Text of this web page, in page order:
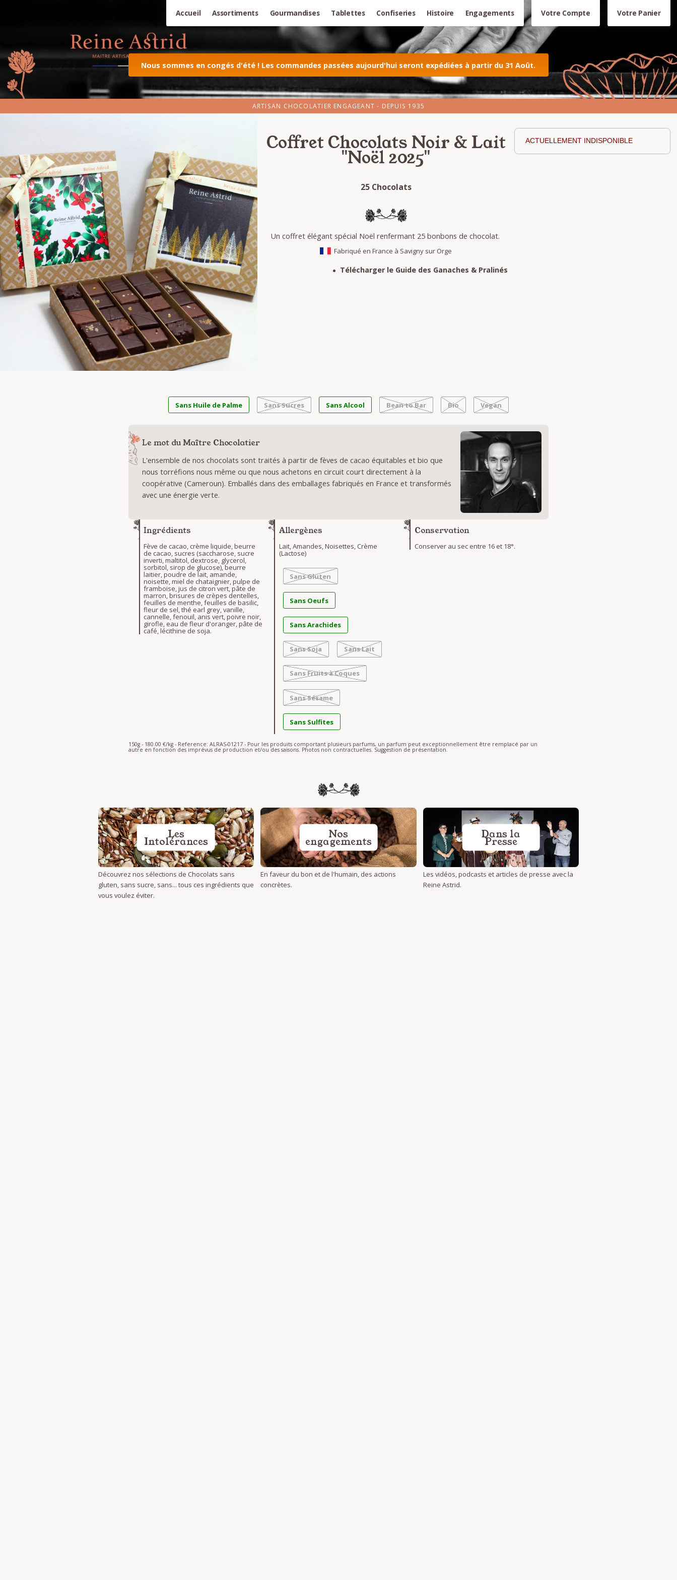
Accueil Assortiments Gourmandises Tablettes Confiseries Histoire Engagements Votre Compte Votre Panier
Nous sommes en congés d'été ! Les commandes passées aujourd'hui seront expédiées à partir du 31 Août.
ARTISAN CHOCOLATIER ENGAGEANT - DEPUIS 1935
Coffret Chocolats Noir & Lait
"Noël 2025"
25 Chocolats
Un coffret élégant spécial Noël renfermant 25 bonbons de chocolat.
Fabriqué en France à Savigny sur Orge
Télécharger le Guide des Ganaches & Pralinés
ACTUELLEMENT INDISPONIBLE
Sans Huile de Palme Sans Sucres Sans Alcool Bean to Bar Bio Vegan
Le mot du Maître Chocolatier
L'ensemble de nos chocolats sont traités à partir de fèves de cacao équitables et bio que
nous torréfions nous même ou que nous achetons en circuit court directement à la
coopérative (Cameroun). Emballés dans des emballages fabriqués en France et transformés
avec une énergie verte.
Ingrédients
Fève de cacao, crème liquide, beurre
de cacao, sucres (saccharose, sucre
inverti, maltitol, dextrose, glycerol,
sorbitol, sirop de glucose), beurre
laitier, poudre de lait, amande,
noisette, miel de chataignier, pulpe de
framboise, jus de citron vert, pâte de
marron, brisures de crèpes dentelles,
feuilles de menthe, feuilles de basilic,
fleur de sel, thé earl grey, vanille,
cannelle, fenouil, anis vert, poivre noir,
girofle, eau de fleur d'oranger, pâte de
café, lécithine de soja.
Allergènes
Lait, Amandes, Noisettes, Crème
(Lactose)
Sans Gluten
Sans Oeufs
Sans Arachides
Sans Soja Sans Lait
Sans Fruits à Coques
Sans Sésame
Sans Sulfites
Conservation
Conserver au sec entre 16 et 18°.
150g - 180.00 €/kg - Reference: ALRAS-01217 - Pour les produits comportant plusieurs parfums, un parfum peut exceptionnellement être remplacé par un
autre en fonction des imprévus de production et/ou des saisons. Photos non contractuelles. Suggestion de présentation.
Les
Intolérances
Découvrez nos sélections de Chocolats sans
gluten, sans sucre, sans... tous ces ingrédients que
vous voulez éviter.
Nos
engagements
En faveur du bon et de l'humain, des actions
concrètes.
Dans la
Presse
Les vidéos, podcasts et articles de presse avec la
Reine Astrid.